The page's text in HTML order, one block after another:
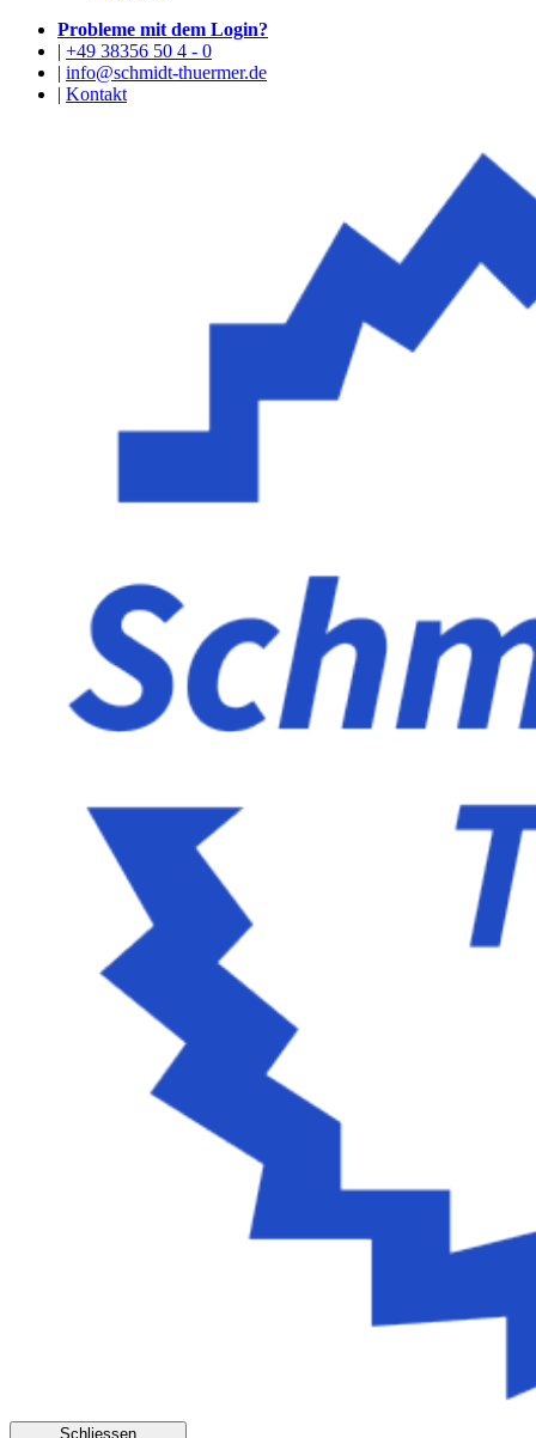
Probleme mit dem Login?
| +49 38356 50 4 - 0
| info@schmidt-thuermer.de
| Kontakt
Schliessen